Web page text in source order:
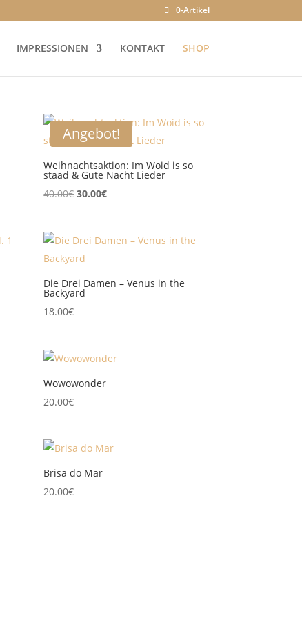
0-Artikel
IMPRESSIONEN KONTAKT SHOP
Angebot!
Weihnachtsaktion: Im Woid is so
staad & Gute Nacht Lieder
40.00€ Ursprünglicher
40.00€
30.00€Aktueller
30.00€.
Die Drei Damen – Venus in the
Backyard
18.00€
Wowowonder
20.00€
Brisa do Mar
20.00€